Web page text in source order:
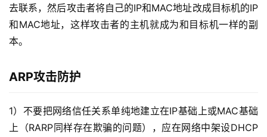
去联系，然后攻击者将自己的IP和MAC地址改成目标机的IP
和MAC地址，这样攻击者的主机就成为和目标机一样的副
本。
ARP攻击防护
1）不要把网络信任关系单纯地建立在IP基础上或MAC基础
上（RARP同样存在欺骗的问题），应在网络中架设DHCP